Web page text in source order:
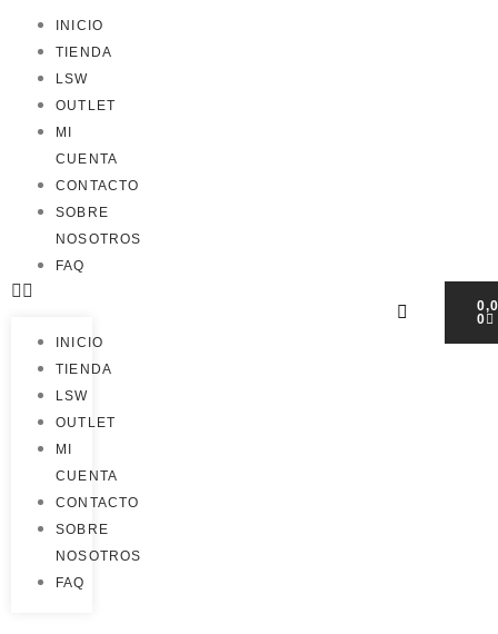
INICIO
TIENDA
LSW
OUTLET
MI
CUENTA
CONTACTO
SOBRE
NOSOTROS
FAQ
INICIO
TIENDA
LSW
OUTLET
MI
CUENTA
CONTACTO
SOBRE
NOSOTROS
FAQ
0